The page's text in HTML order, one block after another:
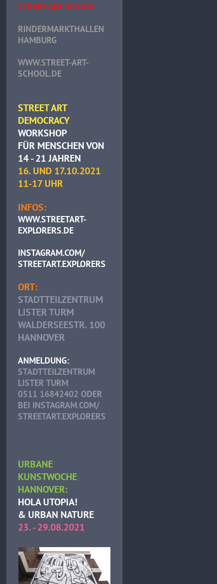
STREET ART SCHOOL
RINDERMARKTHALLEN
HAMBURG
WWW.STREET-ART-
SCHOOL.DE
STREET ART
DEMOCRACY
WORKSHOP
FÜR MENSCHEN VON
14 - 21 JAHREN
16. UND 17.10.2021
11-17 UHR
INFOS:
WWW.STREETART-
EXPLORERS.DE
INSTAGRAM.COM/
STREETART.EXPLORERS
ORT:
STADTTEILZENTRUM
LISTER TURM
WALDERSEESTR. 100
HANNOVER
ANMELDUNG:
STADTTEILZENTRUM
LISTER TURM
0511 16842402 ODER
BEI INSTAGRAM.COM/
STREETART.EXPLORERS
URBANE
KUNSTWOCHE
HANNOVER:
HOLA UTOPIA!
& URBAN NATURE
23. - 29.08.2021